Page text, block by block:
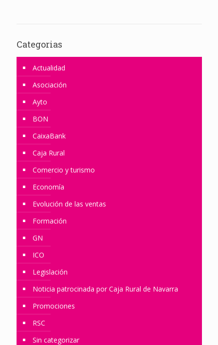
Categorias
Actualidad
Asociación
Ayto
BON
CaixaBank
Caja Rural
Comercio y turismo
Economía
Evolución de las ventas
Formación
GN
ICO
Legislación
Noticia patrocinada por Caja Rural de Navarra
Promociones
RSC
Sin categorizar